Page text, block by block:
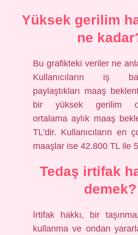
Yüksek gerilim
ne
Bu grafikteki veriler ne
Kullanıcıların iş
paylaştıkları maaş
bir yüksek gerilim
ortalama aylık maaş
TL’dir. Kullanıcıların en
maaşlar ise 42.800 TL ile
Tedaş irtifak
demek?
İrtifak hakkı, bir
kullanma ve ondan